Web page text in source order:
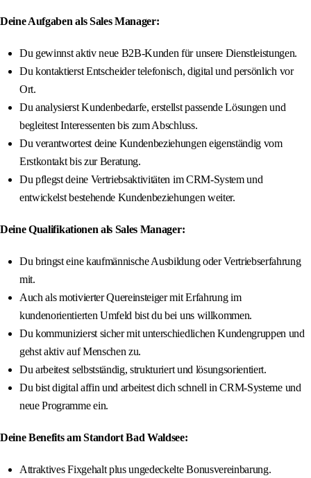
Deine Aufgaben als Sales Manager:
Du gewinnst aktiv neue B2B-Kunden für unsere Dienstleistungen.
Du kontaktierst Entscheider telefonisch, digital und persönlich vor
Ort.
Du analysierst Kundenbedarfe, erstellst passende Lösungen und
begleitest Interessenten bis zum Abschluss.
Du verantwortest deine Kundenbeziehungen eigenständig vom
Erstkontakt bis zur Beratung.
Du pflegst deine Vertriebsaktivitäten im CRM-System und
entwickelst bestehende Kundenbeziehungen weiter.
Deine Qualifikationen als Sales Manager:
Du bringst eine kaufmännische Ausbildung oder Vertriebserfahrung
mit.
Auch als motivierter Quereinsteiger mit Erfahrung im
kundenorientierten Umfeld bist du bei uns willkommen.
Du kommunizierst sicher mit unterschiedlichen Kundengruppen und
gehst aktiv auf Menschen zu.
Du arbeitest selbstständig, strukturiert und lösungsorientiert.
Du bist digital affin und arbeitest dich schnell in CRM-Systeme und
neue Programme ein.
Deine Benefits am Standort Bad Waldsee:
Attraktives Fixgehalt plus ungedeckelte Bonusvereinbarung.